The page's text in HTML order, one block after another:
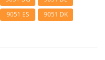
9051 ES 9051 DK